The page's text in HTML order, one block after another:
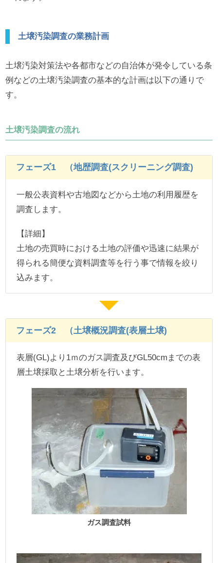
土壌汚染調査の業務計画
土壌汚染対策法や各都市などの自治体が発令している条
例などの土壌汚染調査の基本的な計画は以下の通りで
す。
土壌汚染調査の流れ
フェーズ1 （地歴調査(スクリーニング調査)
一般公表資料や古地図などから土地の利用履歴を
調査します。
【詳細】
土地の売買時における土地の評価や迅速に結果が
得られる簡便な資料調査等を行う事で情報を絞り
込みます。
フェーズ2 （土壌概況調査(表層土壌)
表層(GL)より1ｍのガス調査及びGL50cmまでの表
層土壌採取と土壌分析を行います。
ガス調査試料